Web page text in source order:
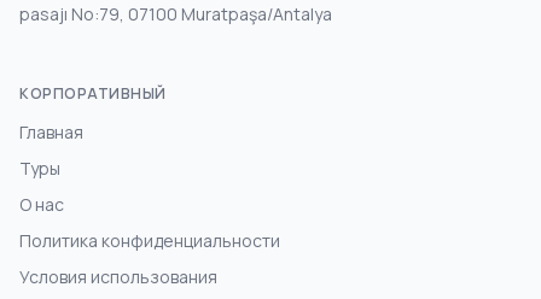
pasajı No:79, 07100 Muratpaşa/Antalya
КОРПОРАТИВНЫЙ
Главная
Туры
О нас
Политика конфиденциальности
Условия использования